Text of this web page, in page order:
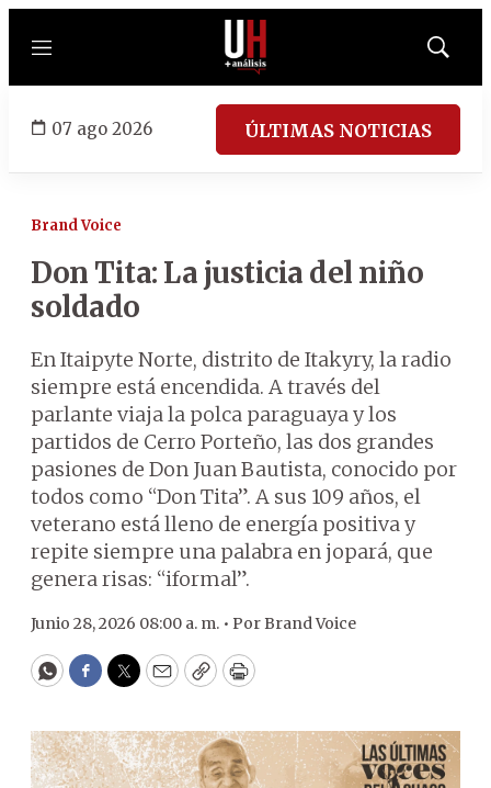
Menú
Mostrar
07 ago 2026 ÚLTIMAS NOTICIAS
Brand Voice
Don Tita: La justicia del niño
soldado
En Itaipyte Norte, distrito de Itakyry, la radio
siempre está encendida. A través del
parlante viaja la polca paraguaya y los
partidos de Cerro Porteño, las dos grandes
pasiones de Don Juan Bautista, conocido por
todos como “Don Tita”. A sus 109 años, el
veterano está lleno de energía positiva y
repite siempre una palabra en jopará, que
genera risas: “iformal”.
Junio 28, 2026 08:00 a. m. • PorBrand Voice
WhatsApp
Facebook
Twitter
EmailCopyPrint